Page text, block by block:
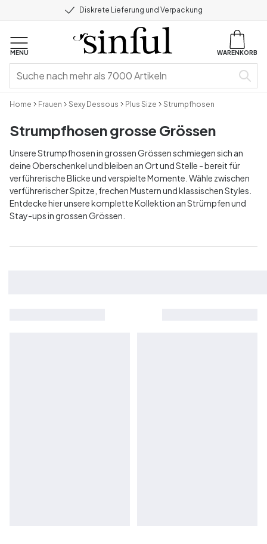
Diskrete Lieferung und Verpackung
MENU WARENKORB
Home Frauen Sexy Dessous Plus Size Strumpfhosen
Strumpfhosen grosse Grössen
Unsere Strumpfhosen in grossen Grössen schmiegen sich an
deine Oberschenkel und bleiben an Ort und Stelle - bereit für
verführerische Blicke und verspielte Momente. Wähle zwischen
verführerischer Spitze, frechen Mustern und klassischen Styles.
Entdecke hier unsere komplette Kollektion an Strümpfen und
Stay-ups in grossen Grössen.